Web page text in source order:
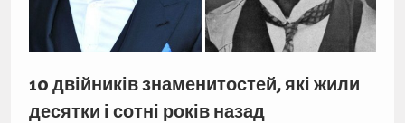
10 двійників знаменитостей, які жили
десятки і сотні років назад